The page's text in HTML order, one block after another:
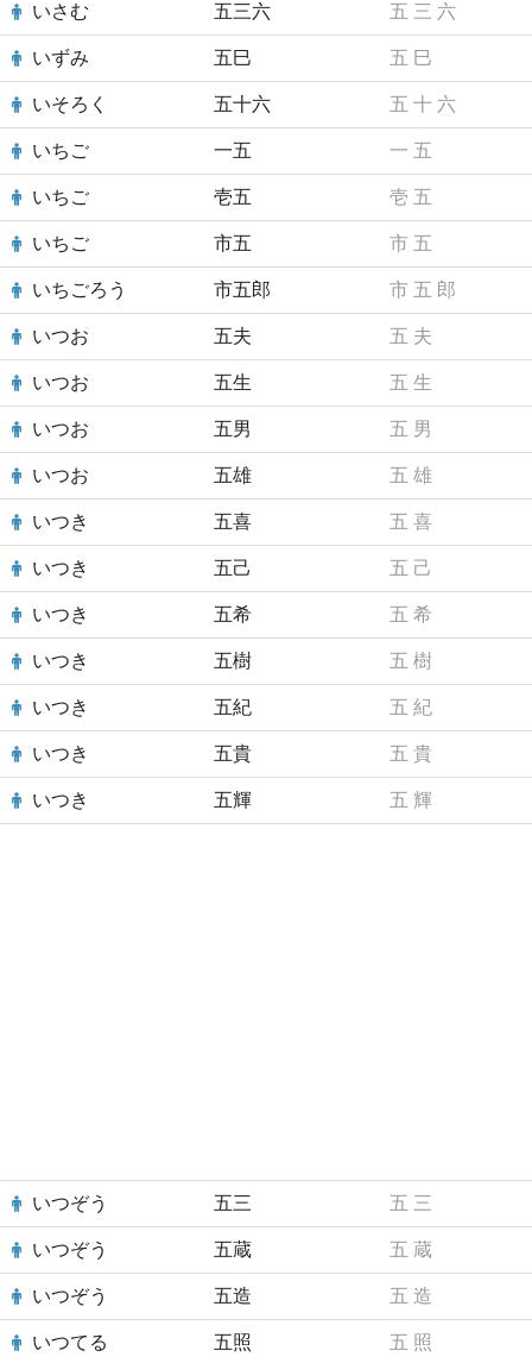
いさむ 五三六 五 三 六
いずみ 五巳 五 巳
いそろく 五十六 五 十 六
いちご 一五 一 五
いちご 壱五 壱 五
いちご 市五 市 五
いちごろう 市五郎 市 五 郎
いつお 五夫 五 夫
いつお 五生 五 生
いつお 五男 五 男
いつお 五雄 五 雄
いつき 五喜 五 喜
いつき 五己 五 己
いつき 五希 五 希
いつき 五樹 五 樹
いつき 五紀 五 紀
いつき 五貴 五 貴
いつき 五輝 五 輝
いつぞう 五三 五 三
いつぞう 五蔵 五 蔵
いつぞう 五造 五 造
いつてる 五照 五 照